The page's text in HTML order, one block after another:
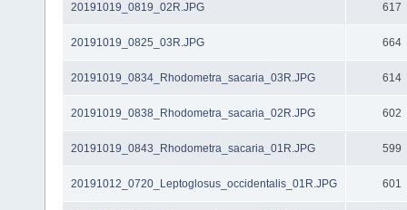
20191019_0819_02R.JPG 617
20191019_0825_03R.JPG 664
20191019_0834_Rhodometra_sacaria_03R.JPG 614
20191019_0838_Rhodometra_sacaria_02R.JPG 602
20191019_0843_Rhodometra_sacaria_01R.JPG 599
20191012_0720_Leptoglosus_occidentalis_01R.JPG 601